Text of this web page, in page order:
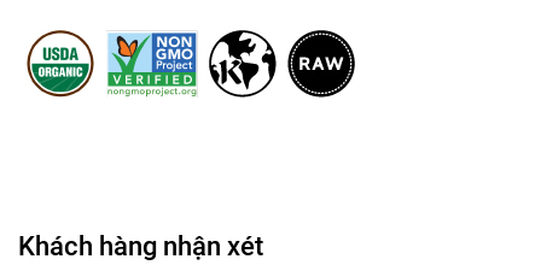
Khách hàng nhận xét